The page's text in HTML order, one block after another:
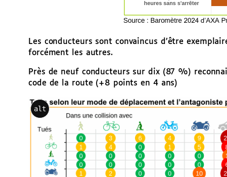
Les conducteurs sont convaincus d’être
forcément les autres.
Près de neuf conducteurs sur dix (87 %)
code de la route (+8 points en 4 ans)
alt